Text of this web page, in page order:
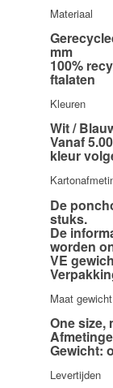
Materiaal
mm
100%
ftalaten
Kleuren
Wit /
Vanaf
kleur
De
stuks.
De
worden
VE
Maat gewicht
One size,
Gewicht:
Levertijden